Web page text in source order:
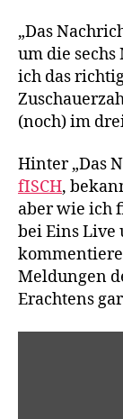
„Das
um die
ich das
(noch) im
Hin­ter „Das
fISCH,
aber wie ich
bei Eins Live
Mel­dun­gen
Erach­tens